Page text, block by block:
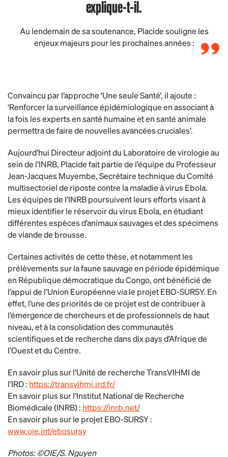
explique-t-il.
Au lendemain de sa soutenance, Placide souligne les
enjeux majeurs pour les prochaines années :
Convaincu par l’approche ‘Une seule Santé’, il ajoute :
‘Renforcer la surveillance épidémiologique en associant à
la fois les experts en santé humaine et en santé animale
permettra de faire de nouvelles avancées cruciales’.
Aujourd’hui Directeur adjoint du Laboratoire de virologie au
sein de l’INRB, Placide fait partie de l’équipe du Professeur
Jean-Jacques Muyembe, Secrétaire technique du Comité
multisectoriel de riposte contre la maladie à virus Ebola.
Les équipes de l’INRB poursuivent leurs efforts visant à
mieux identifier le réservoir du virus Ebola, en étudiant
différentes espèces d’animaux sauvages et des spécimens
de viande de brousse.
Certaines activités de cette thèse, et notamment les
prélèvements sur la faune sauvage en période épidémique
en République démocratique du Congo, ont bénéficié de
l’appui de l’Union Européenne via le projet EBO-SURSY. En
effet, l’une des priorités de ce projet est de contribuer à
l’émergence de chercheurs et de professionnels de haut
niveau, et à la consolidation des communautés
scientifiques et de recherche dans dix pays d’Afrique de
l’Ouest et du Centre.
En savoir plus sur l’Unité de recherche TransVIHMI de
l’IRD : https://transvihmi.ird.fr/
En savoir plus sur l’Institut National de Recherche
Biomédicale (INRB) : https://inrb.net/
En savoir plus sur le projet EBO-SURSY :
www.oie.int/ebosursy
Photos: ©OIE/S. Nguyen